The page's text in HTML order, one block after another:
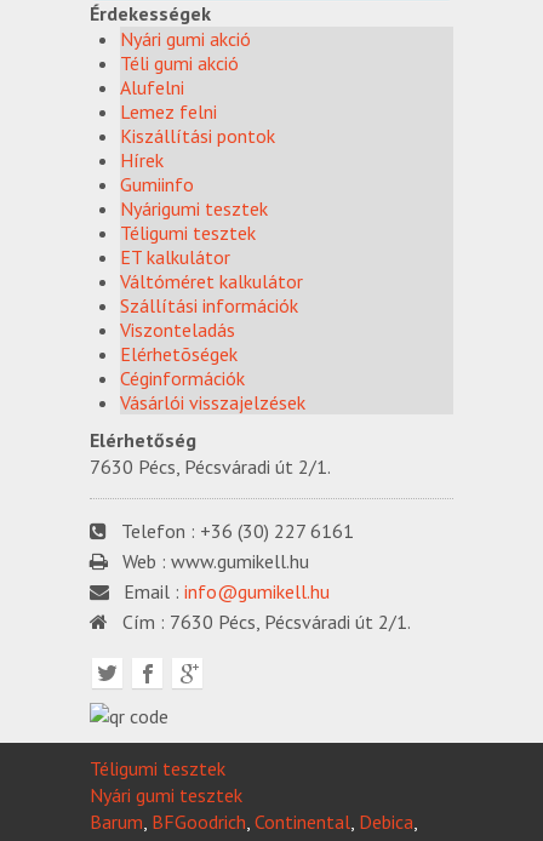
Érdekességek
Nyári gumi akció
Téli gumi akció
Alufelni
Lemez felni
Kiszállítási pontok
Hírek
Gumiinfo
Nyárigumi tesztek
Téligumi tesztek
ET kalkulátor
Váltóméret kalkulátor
Szállítási információk
Viszonteladás
Elérhetõségek
Céginformációk
Vásárlói visszajelzések
Elérhetőség
7630 Pécs, Pécsváradi út 2/1.
Telefon : +36 (30) 227 6161
Web : www.gumikell.hu
Email : info@gumikell.hu
Cím : 7630 Pécs, Pécsváradi út 2/1.
Téligumi tesztek
Nyári gumi tesztek
Barum, BFGoodrich, Continental, Debica,